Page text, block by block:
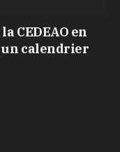
CEDEAO en
un calendrier